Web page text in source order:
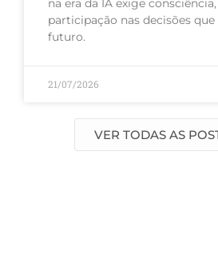
na era da IA exige
participação nas decisões
futuro.
21/07/2026
VER TODAS AS